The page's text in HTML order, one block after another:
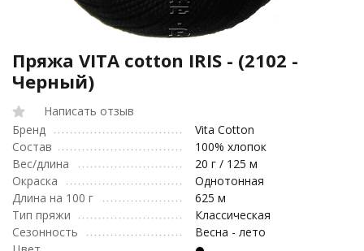
Пряжа VITA cotton IRIS - (2102 -
Черный)
Написать отзыв
Бренд
Vita Cotton
Состав
100% хлопок
Вес/длина
20 г / 125 м
Окраска
Однотонная
Длина на 100 г
625 м
Тип пряжи
Классическая
Сезонность
Весна - лето